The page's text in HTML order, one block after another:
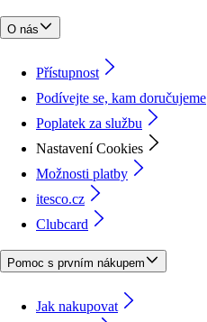
O nás
Přístupnost
Podívejte se, kam doručujeme
Poplatek za službu
Nastavení Cookies
Možnosti platby
itesco.cz
Clubcard
Pomoc s prvním nákupem
Jak nakupovat